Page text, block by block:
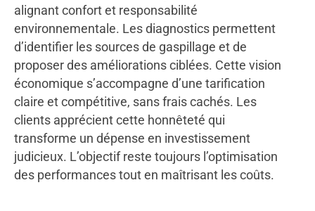
alignant confort et responsabilité
environnementale. Les diagnostics permettent
d’identifier les sources de gaspillage et de
proposer des améliorations ciblées. Cette vision
économique s’accompagne d’une tarification
claire et compétitive, sans frais cachés. Les
clients apprécient cette honnêteté qui
transforme un dépense en investissement
judicieux. L’objectif reste toujours l’optimisation
des performances tout en maîtrisant les coûts.